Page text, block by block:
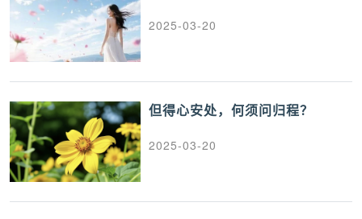
2025-03-20
但得心安处，何须问归程？
2025-03-20